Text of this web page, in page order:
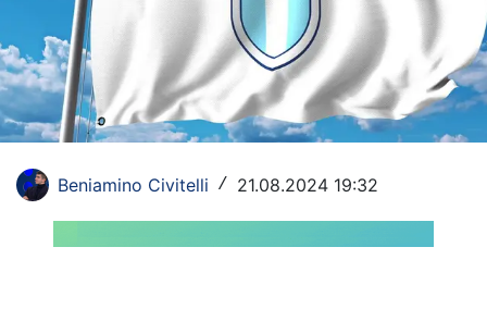
Champions League
Europa League
Altri Sport
Tennis
Vela
Beniamino Civitelli / 21.08.2024 19:32